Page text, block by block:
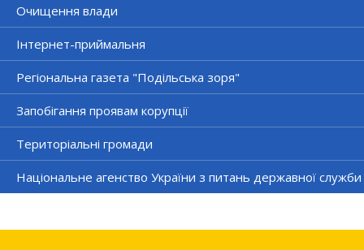
Очищення влади
Інтернет-приймальня
Регіональна газета "Подільська зоря"
Запобігання проявам корупції
Територіальні громади
Національне агенство України з питань державної служби